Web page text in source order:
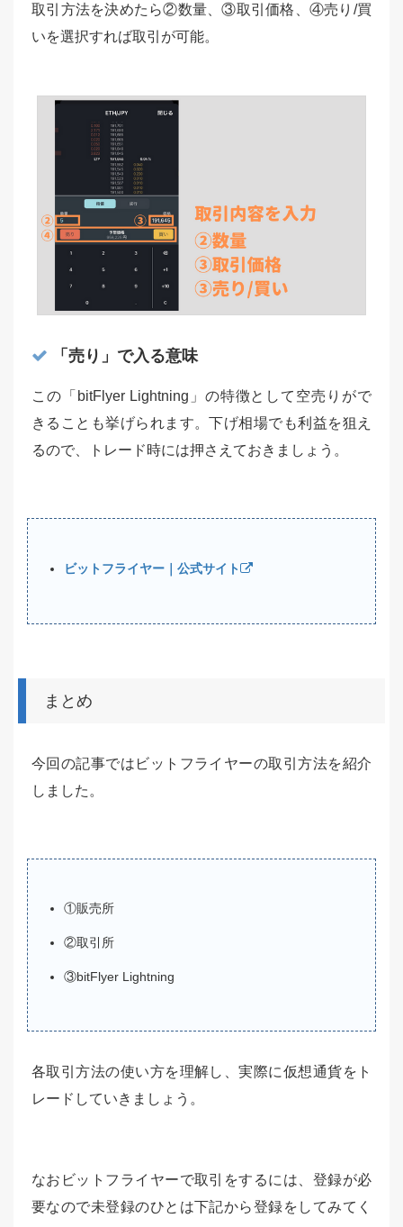
取引方法を決めたら②数量、③取引価格、④売り/買
いを選択すれば取引が可能。
「売り」で入る意味
この「bitFlyer Lightning」の特徴として空売りがで
きることも挙げられます。下げ相場でも利益を狙え
るので、トレード時には押さえておきましょう。
ビットフライヤー｜公式サイト
まとめ
今回の記事ではビットフライヤーの取引方法を紹介
しました。
①販売所
②取引所
③bitFlyer Lightning
各取引方法の使い方を理解し、実際に仮想通貨をト
レードしていきましょう。
なおビットフライヤーで取引をするには、登録が必
要なので未登録のひとは下記から登録をしてみてく